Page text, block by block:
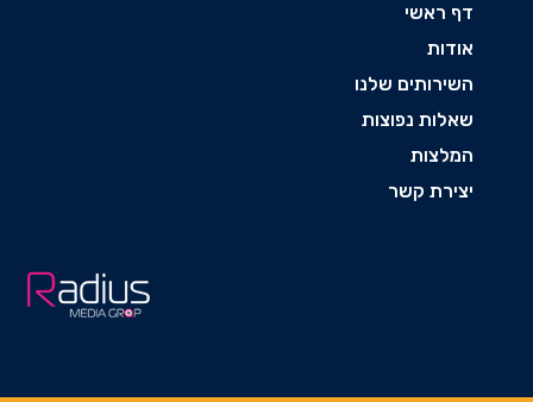
דף ראשי
אודות
השירותים שלנו
שאלות נפוצות
המלצות
יצירת קשר